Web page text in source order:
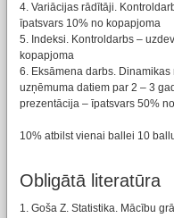
4. Variācijas rādītāji.
īpatsvars 10% no kopapjoma
5. Indeksi. Kontroldarbs –
kopapjoma
6. Eksāmena darbs.
uzņēmuma datiem par 2 – 3
prezentācija – īpatsvars 50%
10% atbilst vienai ballei 10
Obligātā literatūra
1. Goša Z. Statistika. Mācību